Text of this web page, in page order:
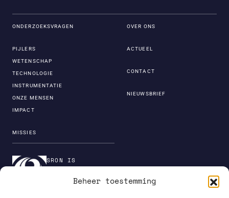
Beheer toestemming
ONDERZOEKSVRAGEN
PIJLERS
WETENSCHAP
TECHNOLOGIE
INSTRUMENTATIE
ONZE MENSEN
IMPACT
MISSIES
OVER ONS
ACTUEEL
CONTACT
NIEUWSBRIEF
SRON IS
INSTITUTENORGANI